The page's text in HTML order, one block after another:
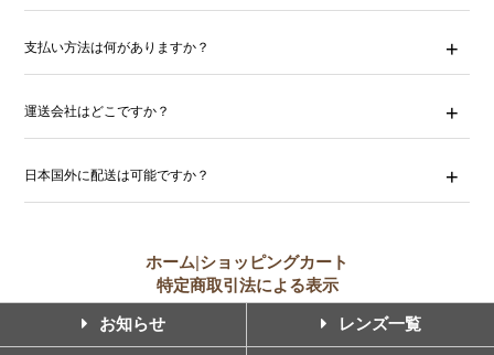
支払い方法は何がありますか？
運送会社はどこですか？
日本国外に配送は可能ですか？
ホーム|ショッピングカート
特定商取引法による表示
お知らせ レンズ一覧